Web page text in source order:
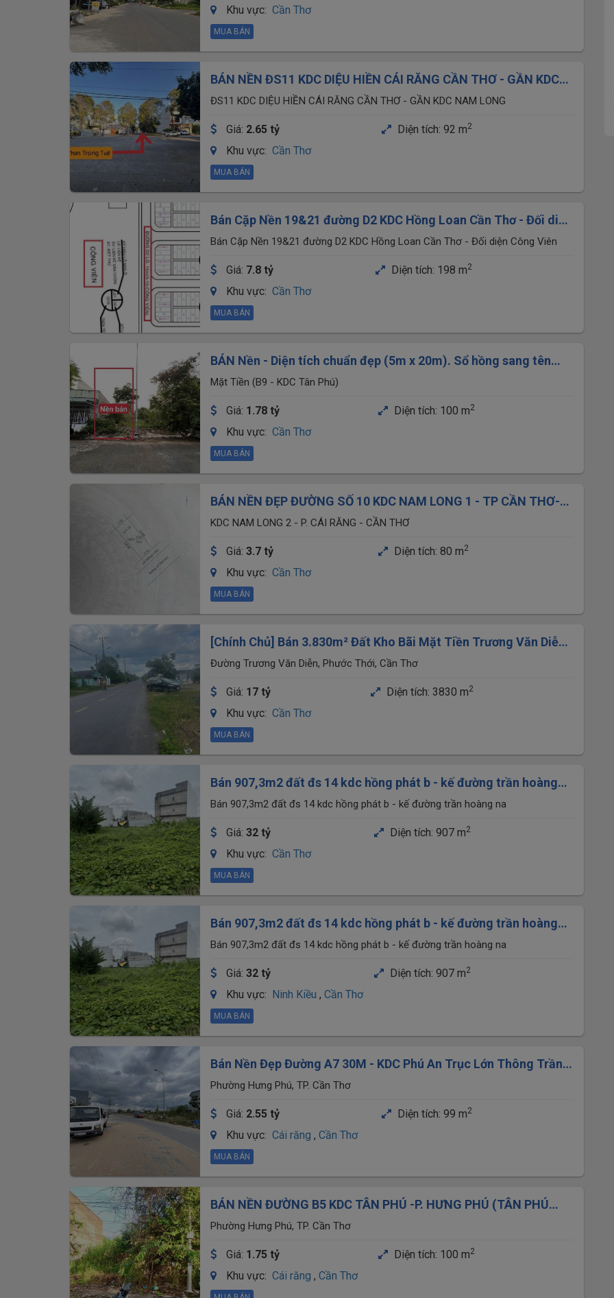
Khu vực: Cần Thơ
MUA BÁN
BÁN NỀN ĐS11 KDC DIỆU HIỀN CÁI RĂNG CẦN THƠ - GẦN KDC
NAM LONG - 2 tỷ 650.
ĐS11 KDC DIỆU HIỀN CÁI RĂNG CẦN THƠ - GẦN KDC NAM LONG
Giá: 2.65 tỷ Diện tích: 92 m2
Khu vực: Cần Thơ
MUA BÁN
Bán Cặp Nền 19&21 đường D2 KDC Hồng Loan Cần Thơ - Đối diện
Công Viên
Bán Cặp Nền 19&21 đường D2 KDC Hồng Loan Cần Thơ - Đối diện Công Viên
Giá: 7.8 tỷ Diện tích: 198 m2
Khu vực: Cần Thơ
MUA BÁN
BÁN Nền - Diện tích chuẩn đẹp (5m x 20m). Sổ hồng sang tên
ngay. Mặt tiền (B9 - KDC Tân Phú)
Mặt Tiền (B9 - KDC Tân Phú)
Giá: 1.78 tỷ Diện tích: 100 m2
Khu vực: Cần Thơ
MUA BÁN
BÁN NỀN ĐẸP ĐƯỜNG SỐ 10 KDC NAM LONG 1 - TP CẦN THƠ--
GIÁ BÁN: 3 tỷ 700 triệu
KDC NAM LONG 2 - P. CÁI RĂNG - CẦN THƠ
Giá: 3.7 tỷ Diện tích: 80 m2
Khu vực: Cần Thơ
MUA BÁN
[Chính Chủ] Bán 3.830m² Đất Kho Bãi Mặt Tiền Trương Văn Diễn,
Ô Môn - Sổ Hồng Riêng
Đường Trương Văn Diễn, Phước Thới, Cần Thơ
Giá: 17 tỷ Diện tích: 3830 m2
Khu vực: Cần Thơ
MUA BÁN
Bán 907,3m2 đất đs 14 kdc hồng phát b - kế đường trần hoàng
na
Bán 907,3m2 đất đs 14 kdc hồng phát b - kế đường trần hoàng na
Giá: 32 tỷ Diện tích: 907 m2
Khu vực: Cần Thơ
MUA BÁN
Bán 907,3m2 đất đs 14 kdc hồng phát b - kế đường trần hoàng
na
Bán 907,3m2 đất đs 14 kdc hồng phát b - kế đường trần hoàng na
Giá: 32 tỷ Diện tích: 907 m2
Khu vực: Ninh Kiều , Cần Thơ
MUA BÁN
Bán Nền Đẹp Đường A7 30M - KDC Phú An Trục Lớn Thông Trần
Hoàng Na
Phường Hưng Phú, TP. Cần Thơ
Giá: 2.55 tỷ Diện tích: 99 m2
Khu vực: Cái răng , Cần Thơ
MUA BÁN
BÁN NỀN ĐƯỜNG B5 KDC TÂN PHÚ -P. HƯNG PHÚ (TÂN PHÚ
CŨ)- CẦN THƠ
Phường Hưng Phú, TP. Cần Thơ
Giá: 1.75 tỷ Diện tích: 100 m2
Khu vực: Cái răng , Cần Thơ